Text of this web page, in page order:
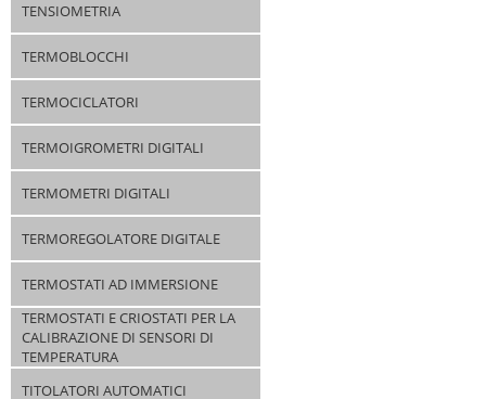
TENSIOMETRIA
TERMOBLOCCHI
TERMOCICLATORI
TERMOIGROMETRI DIGITALI
TERMOMETRI DIGITALI
TERMOREGOLATORE DIGITALE
TERMOSTATI AD IMMERSIONE
TERMOSTATI E CRIOSTATI PER LA
CALIBRAZIONE DI SENSORI DI
TEMPERATURA
TITOLATORI AUTOMATICI